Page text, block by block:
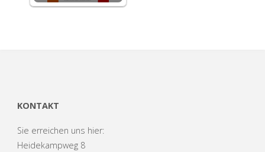
KONTAKT
Sie erreichen uns hier:
Heidekampweg 8